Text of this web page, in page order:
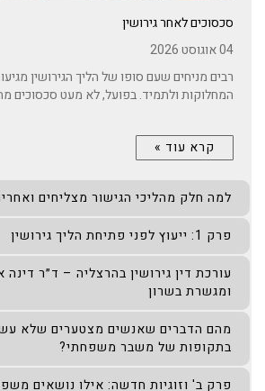
סכסוכים לאחר גירושין
04 אוגוסט 2026
רבים מניחים שעם סופו של הליך הגירושין
המחלוקות ולתמיד. בפועל, לא מעט סכסוכים
קרא עוד »
למה חלק מהליכי הגישור מצליחים
פרק 1: ייעוץ לפני פתיחת הליך גירושין
עורכת דין גירושין בהרצליה – ד״ר דינה
ומגשרת בשרון
מהם הדברים שאנשים מצטערים שלא עשו
בתקופות של משבר משפחתי?
פרק ב' וזוגיות חדשה: אילו נושאים